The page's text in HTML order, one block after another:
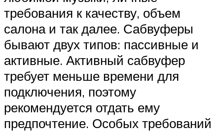
требования к качеству, объем
салона и так далее. Сабвуферы
бывают двух типов: пассивные и
активные. Активный сабвуфер
требует меньше времени для
подключения, поэтому
рекомендуется отдать ему
предпочтение. Особых требований